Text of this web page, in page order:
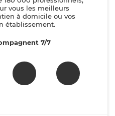
vous les meilleurs
à domicile ou vos
établissement.
7/7